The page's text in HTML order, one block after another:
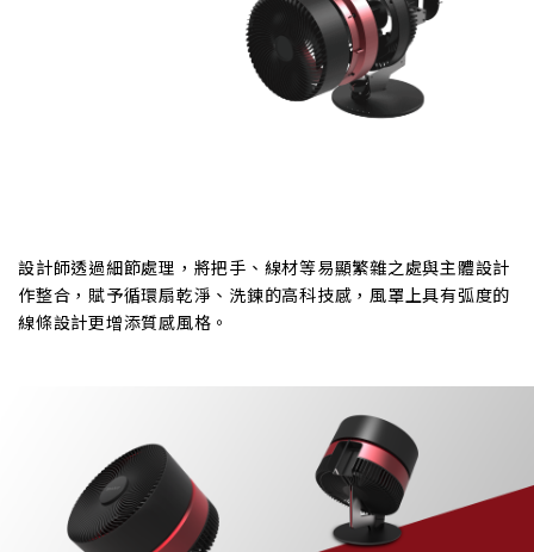
設計師透過細節處理，將把手、線材等易顯繁雜之處與主體設計
作整合，賦予循環扇乾淨、洗鍊的高科技感，風罩上具有弧度的
線條設計更增添質感風格。